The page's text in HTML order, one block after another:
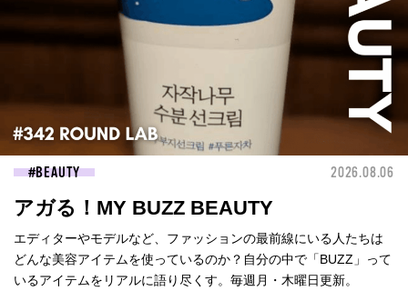
BEAUTY 2026.08.06
アガる！MY BUZZ BEAUTY
エディターやモデルなど、ファッションの最前線にいる人たちは
どんな美容アイテムを使っているのか？自分の中で「BUZZ」って
いるアイテムをリアルに語り尽くす。毎週月・木曜日更新。